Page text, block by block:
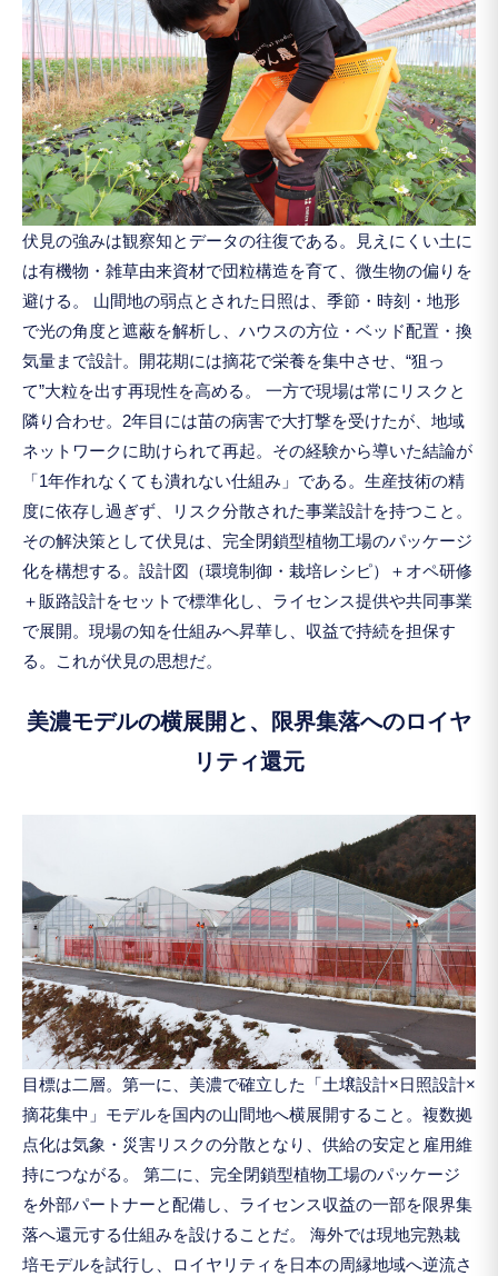
伏見の強みは観察知とデータの往復である。見えにくい土に
は有機物・雑草由来資材で団粒構造を育て、微生物の偏りを
避ける。 山間地の弱点とされた日照は、季節・時刻・地形
で光の角度と遮蔽を解析し、ハウスの方位・ベッド配置・換
気量まで設計。開花期には摘花で栄養を集中させ、“狙っ
て”大粒を出す再現性を高める。 一方で現場は常にリスクと
隣り合わせ。2年目には苗の病害で大打撃を受けたが、地域
ネットワークに助けられて再起。その経験から導いた結論が
「1年作れなくても潰れない仕組み」である。生産技術の精
度に依存し過ぎず、リスク分散された事業設計を持つこと。
その解決策として伏見は、完全閉鎖型植物工場のパッケージ
化を構想する。設計図（環境制御・栽培レシピ）＋オペ研修
＋販路設計をセットで標準化し、ライセンス提供や共同事業
で展開。現場の知を仕組みへ昇華し、収益で持続を担保す
る。これが伏見の思想だ。
美濃モデルの横展開と、限界集落へのロイヤ
リティ還元
目標は二層。第一に、美濃で確立した「土壌設計×日照設計×
摘花集中」モデルを国内の山間地へ横展開すること。複数拠
点化は気象・災害リスクの分散となり、供給の安定と雇用維
持につながる。 第二に、完全閉鎖型植物工場のパッケージ
を外部パートナーと配備し、ライセンス収益の一部を限界集
落へ還元する仕組みを設けることだ。 海外では現地完熟栽
培モデルを試行し、ロイヤリティを日本の周縁地域へ逆流さ